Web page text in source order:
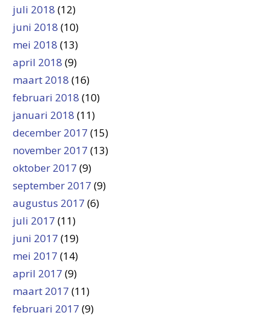
juli 2018 (12)
juni 2018 (10)
mei 2018 (13)
april 2018 (9)
maart 2018 (16)
februari 2018 (10)
januari 2018 (11)
december 2017 (15)
november 2017 (13)
oktober 2017 (9)
september 2017 (9)
augustus 2017 (6)
juli 2017 (11)
juni 2017 (19)
mei 2017 (14)
april 2017 (9)
maart 2017 (11)
februari 2017 (9)